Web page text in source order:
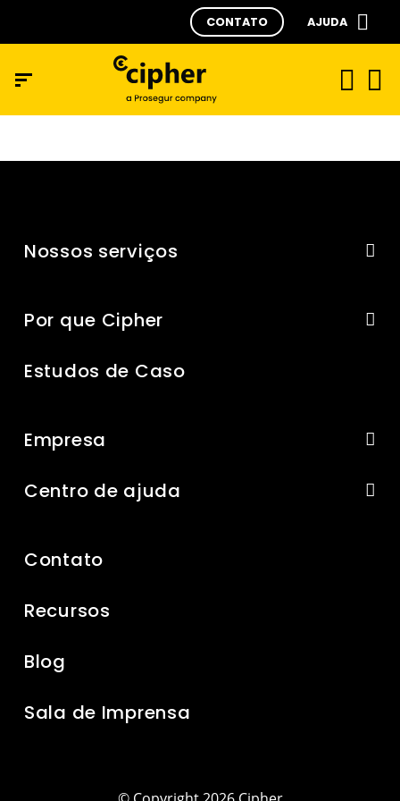
CONTATO AJUDA
Nossos serviços
Por que Cipher
Estudos de Caso
Empresa
Centro de ajuda
Contato
Recursos
Blog
Sala de Imprensa